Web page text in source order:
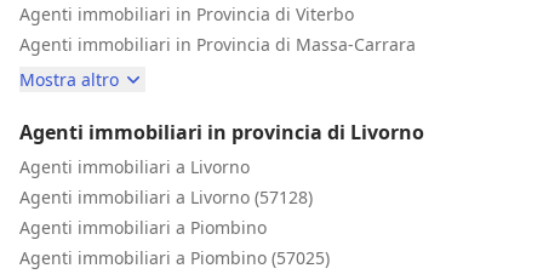
Agenti immobiliari in Provincia di Viterbo
Agenti immobiliari in Provincia di Massa-Carrara
Mostra altro
Agenti immobiliari in provincia di Livorno
Agenti immobiliari a Livorno
Agenti immobiliari a Livorno (57128)
Agenti immobiliari a Piombino
Agenti immobiliari a Piombino (57025)